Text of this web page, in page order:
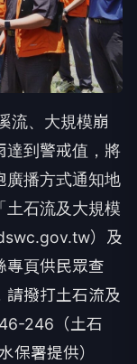
流、大規模崩
達到警戒值，將
廣播方式通知地
土石流及大規模
）及
專頁供民眾查
請撥打土石流及
246（土石
保署提供）